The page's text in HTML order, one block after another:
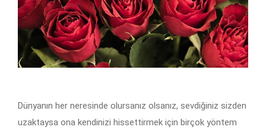
Dünyanın her neresinde olursanız olsanız, sevdiğiniz sizden
uzaktaysa ona kendinizi hissettirmek için birçok yöntem